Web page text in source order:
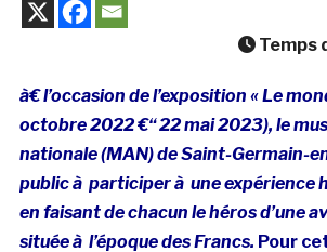
Temps
à€ l’occasion de l’exposition « Le
octobre 2022 €“ 22 mai 2023), le
nationale (MAN) de Saint-Germain-
public à participer à une expérience
en faisant de chacun le héros d’une
située à l’époque des Francs. Pour